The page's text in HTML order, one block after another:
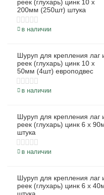
реек (глухарь) цинк 10 х
200мм (250шт) штука
в наличии
Шуруп для крепления лаг
реек (глухарь) цинк 10 х
50мм (4шт) европодвес
в наличии
Шуруп для крепления лаг
реек (глухарь) цинк 6 х
штука
в наличии
Шуруп для крепления лаг
реек (глухарь) цинк 6 х